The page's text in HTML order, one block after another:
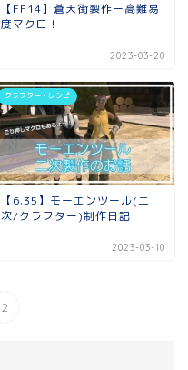
【FF14】蒼天街製作ー高難易
度マクロ！
2023-03-20
クラフター・レシピ
【6.35】モーエンツール(二
次/クラフター)制作日記
2023-03-10
2